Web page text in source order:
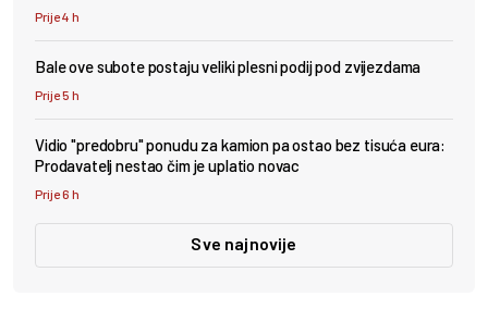
Prije 4 h
Bale ove subote postaju veliki plesni podij pod zvijezdama
Prije 5 h
Vidio "predobru" ponudu za kamion pa ostao bez tisuća eura:
Prodavatelj nestao čim je uplatio novac
Prije 6 h
Sve najnovije